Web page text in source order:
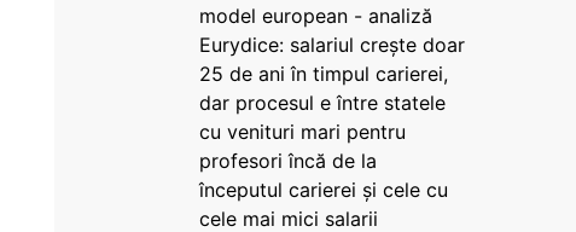
model european - analiză
Eurydice: salariul crește doar
25 de ani în timpul carierei,
dar procesul e între statele
cu venituri mari pentru
profesori încă de la
începutul carierei și cele cu
cele mai mici salarii